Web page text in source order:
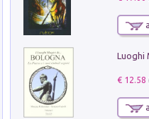
€ 12.58